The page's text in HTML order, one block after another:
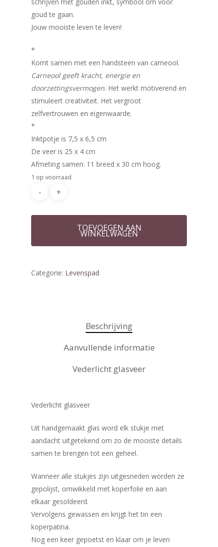
schrijven met gouden inkt, symbool om voor
goud te gaan.
Jouw mooiste leven te leven!
*
Komt samen met een handsteen van carneool.
Carneool geeft kracht, energie en
doorzettingsvermogen. Het werkt motiverend en
stimuleert creativiteit. Het vergroot
zelfvertrouwen en eigenwaarde.
*
Inktpotje is 7,5 x 6,5 cm
De veer is 25 x 4 cm
Afmeting samen: 11 breed x 30 cm hoog.
1 op voorraad
TOEVOEGEN AAN
WINKELWAGEN
Categorie: Levenspad
Beschrijving
Aanvullende informatie
Vederlicht glasveer
Vederlicht glasveer
Uit handgemaakt glas word elk stukje met
aandacht uitgetekend om zo de mooiste details
samen te brengen tot een geheel.
​Wanneer alle stukjes zijn uitgesneden worden ze
gepolijst, omwikkeld met koperfolie en aan
elkaar gesoldeerd.
Vervolgens gewassen en krijgt het tin een
koperpatina.
Nog een keer gepoetst en klaar om je leven
Home
Winkel
Contact